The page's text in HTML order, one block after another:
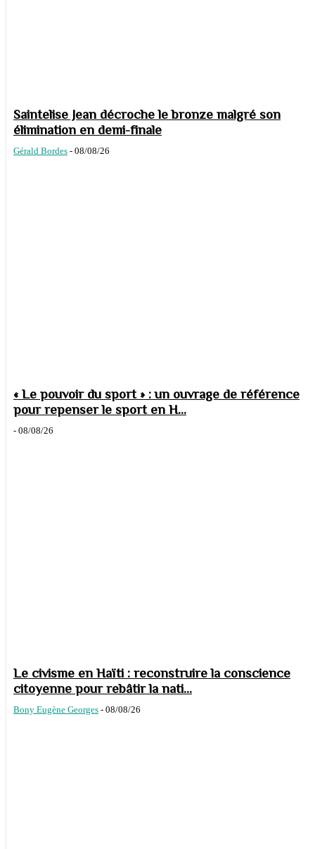
Saintelise Jean décroche le bronze malgré son
élimination en demi-finale
Gérald Bordes - 08/08/26
« Le pouvoir du sport » : un ouvrage de référence
pour repenser le sport en H...
- 08/08/26
Le civisme en Haïti : reconstruire la conscience
citoyenne pour rebâtir la nati...
Bony Eugène Georges - 08/08/26